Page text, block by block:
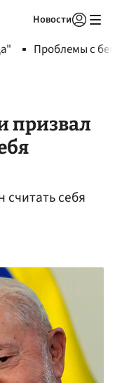
Новости
Проблемы с
призвал
себя